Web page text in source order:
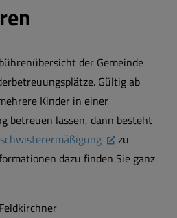
der Gemeinde
Gültig ab
Kinder in einer
betreuen lassen, dann besteht
zu
dazu finden Sie ganz